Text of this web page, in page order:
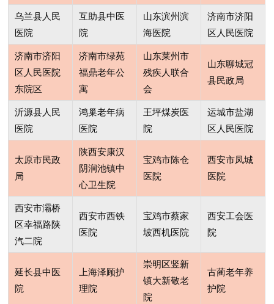
乌兰县人民
医院
互助县中医
院
山东滨州滨
海医院
济南市济阳
区人民医院
济南市济阳
区人民医院
东院区
济南市绿苑
福鼎老年公
寓
山东莱州市
残疾人联合
会
山东聊城冠
县民政局
沂源县人民
医院
鸿巢老年病
医院
王坪煤炭医
院
运城市盐湖
区人民医院
太原市民政
局
陕西安康汉
阴涧池镇中
心卫生院
宝鸡市陈仓
医院
西安市凤城
医院
西安市灞桥
区幸福路陕
汽二院
西安市西铁
医院
宝鸡市蔡家
坡西机医院
西安工会医
院
延长县中医
院
上海泽顾护
理院
崇明区竖新
镇大新敬老
院
古蔺老年养
护院